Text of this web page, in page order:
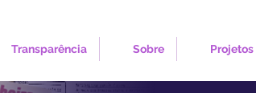
Transparência Sobre Projetos